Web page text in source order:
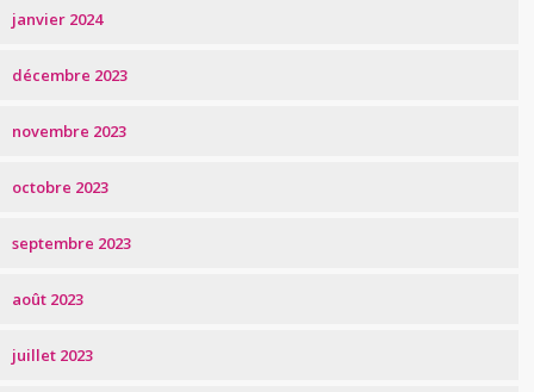
janvier 2024
décembre 2023
novembre 2023
octobre 2023
septembre 2023
août 2023
juillet 2023